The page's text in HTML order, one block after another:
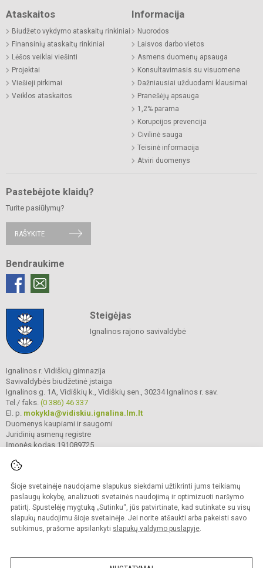
Šioje svetainėje naudojame slapukus siekdami užtikrinti jums teikiamų
paslaugų kokybę, analizuoti svetainės naudojimą ir optimizuoti naršymo
patirtį. Spustelėję mygtuką „Sutinku“, jūs patvirtinate, kad sutinkate su visų
slapukų naudojimu šioje svetainėje. Jei norite atšaukti arba pakeisti savo
sutikimus, prašome apsilankyti slapukų valdymo puslapyje.
Ataskaitos
Biudžeto vykdymo ataskaitų rinkiniai
Finansinių ataskaitų rinkiniai
Lėšos veiklai viešinti
Projektai
Viešieji pirkimai
Veiklos ataskaitos
Informacija
Nuorodos
Laisvos darbo vietos
Asmens duomenų apsauga
Konsultavimasis su visuomene
Dažniausiai užduodami klausimai
Pranešėjų apsauga
1,2% parama
Korupcijos prevencija
Civilinė sauga
Teisinė informacija
Atviri duomenys
Pastebėjote klaidų?
Turite pasiūlymų?
RAŠYKITE
Bendraukime
Steigėjas
Ignalinos rajono savivaldybė
Ignalinos r. Vidiškių gimnazija
Savivaldybės biudžetinė įstaiga
Ignalinos g. 1A, Vidiškių k., Vidiškių sen., 30234 Ignalinos r. sav.
Tel./ faks. (0 386) 46 337
El. p. mokykla@vidiskiu.ignalina.lm.lt
Duomenys kaupiami ir saugomi
Juridinių asmenų registre
Įmonės kodas 191089725
© 2025. Ignalinos r. Vidiškių gimnazija. Visos teisės saugomos.
Kopijuoti turinį be raštiško gimnazijos sutikimo griežtai draudžiama.
Prieinamumo paraiška Slapukų valdymas
Sumanus būdas atnaujinti